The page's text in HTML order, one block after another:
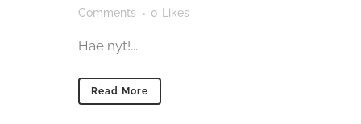
Comments
0 Likes
Hae nyt!...
Read More